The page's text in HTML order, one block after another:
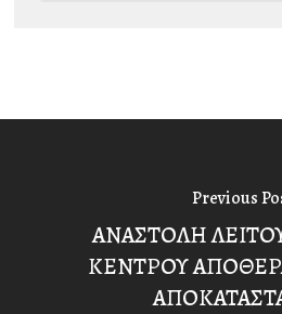
Previous
ΑΝΑΣΤΟΛΗ
ΚΕΝΤΡΟΥ